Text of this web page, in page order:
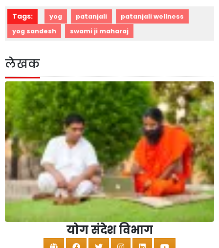
Tags: yog patanjali
patanjali wellness
yog sandesh
swami ji maharaj
लेखक
योग संदेश विभाग